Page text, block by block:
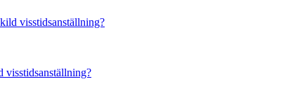
visstidsanställning?
visstidsanställning?